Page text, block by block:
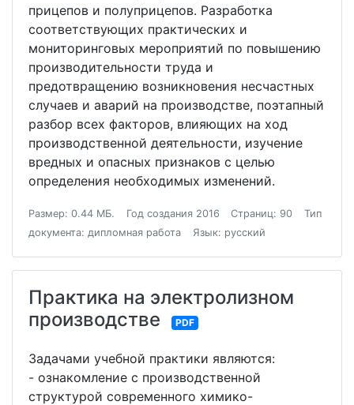
прицепов и полуприцепов. Разработка
соответствующих практических и
мониторинговых мероприятий по повышению
производительности труда и
предотвращению возникновения несчастных
случаев и аварий на производстве, поэтапный
разбор всех факторов, влияющих на ход
производственной деятельности, изучение
вредных и опасных признаков с целью
определения необходимых изменений.
Размер: 0.44 МБ. Год создания 2016 Страниц: 90
Тип
документа: дипломная работа
Язык: русский
Практика на электролизном
производстве
PDF
Задачами учебной практики являются:
- ознакомление с производственной
структурой современного химико-